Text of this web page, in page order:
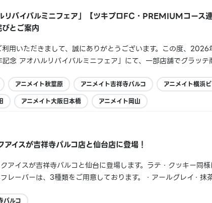
リバイバルミニフェア」【ツキプロFC・PREMIUMコース
とご案内
用いただきまして、誠にありがとうございます。この度、
念 アオハルリバイバルミニフェア」にて、一部店舗でグラッ
おかけしましたこと、...
アニメイト秋葉原 アニメイト吉祥寺パルコ
アニメイト横浜
アニメイト大阪日本橋 アニメイト岡山
イスが吉祥寺パルコ店と仙台店に登場！
イスが吉祥寺パルコと仙台に登場します。ラテ・クッキー同
レーバーは、3種類をご用意しております。・アールグレイ・抹
パルコ